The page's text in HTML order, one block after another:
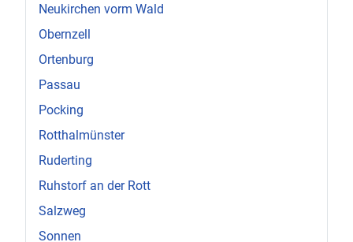
Neukirchen vorm Wald
Obernzell
Ortenburg
Passau
Pocking
Rotthalmünster
Ruderting
Ruhstorf an der Rott
Salzweg
Sonnen